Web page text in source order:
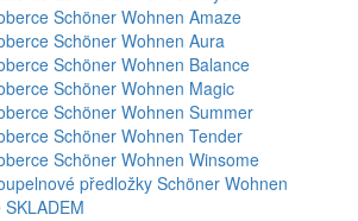
Schöner Wohnen Amaze
Schöner Wohnen Aura
Schöner Wohnen Balance
Schöner Wohnen Magic
Schöner Wohnen Summer
Schöner Wohnen Tender
Schöner Wohnen Winsome
předložky Schöner Wohnen